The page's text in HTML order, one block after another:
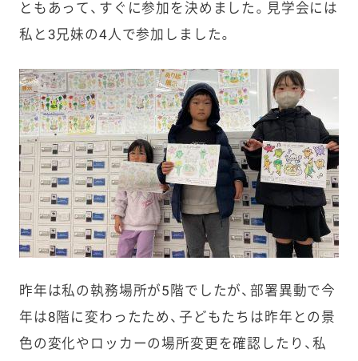
ともあって、すぐに参加を決めました。見学会には
私と3兄妹の4人で参加しました。
昨年は私の執務場所が5階でしたが、部署異動で今
年は8階に変わったため、子どもたちは昨年との景
色の変化やロッカーの場所変更を確認したり、私